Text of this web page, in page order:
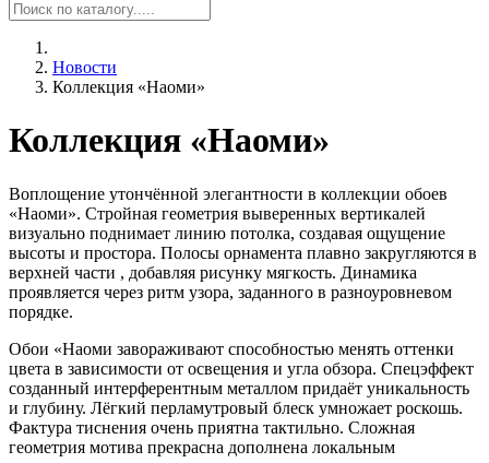
Новости
Коллекция «Наоми»
Коллекция «Наоми»
Воплощение утончённой элегантности в коллекции обоев
«Наоми». Стройная геометрия выверенных вертикалей
визуально поднимает линию потолка, создавая ощущение
высоты и простора. Полосы орнамента плавно закругляются в
верхней части , добавляя рисунку мягкость. Динамика
проявляется через ритм узора, заданного в разноуровневом
порядке.
Обои «Наоми завораживают способностью менять оттенки
цвета в зависимости от освещения и угла обзора. Спецэффект
созданный интерферентным металлом придаёт уникальность
и глубину. Лёгкий перламутровый блеск умножает роскошь.
Фактура тиснения очень приятна тактильно. Сложная
геометрия мотива прекрасна дополнена локальным